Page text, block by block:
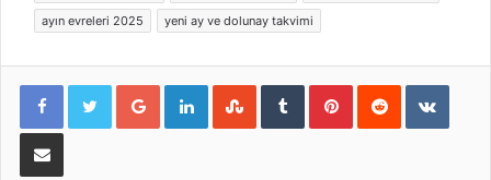
ayın evreleri 2025
yeni ay ve dolunay takvimi
Google+LinkedInStumbleUpon
TumblrPinterestReddit
E-Posta ile paylaş